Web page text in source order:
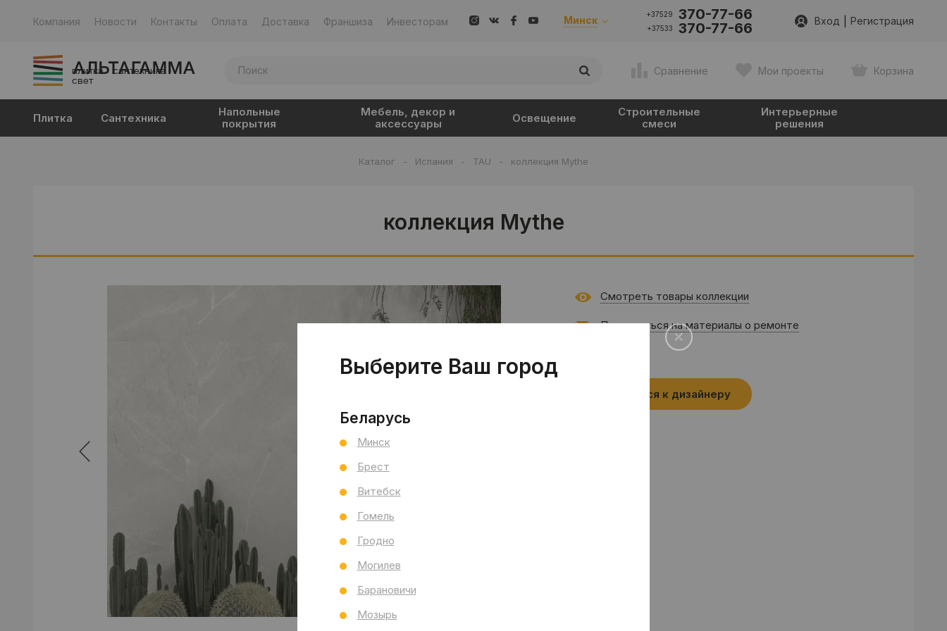
Компания Новости Контакты Оплата Доставка Франшиза Инвесторам Минск +37529 370-77-66
+37533 370-77-66 Вход Регистрация
плитка · сантехника ·
свет
Сравнение Мои проекты Корзина
Плитка Сантехника
Напольные
покрытия
Мебель, декор и
аксессуары
Освещение
Строительные
смеси
Интерьерные
решения
Каталог - Испания - TAU - коллекция Mythe
коллекция Mythe
Смотреть товары коллекции
Подписаться на материалы о ремонте
Записаться к дизайнеру
Выберите Ваш город
Беларусь
Минск
Брест
Витебск
Гомель
Гродно
Могилев
Барановичи
Мозырь